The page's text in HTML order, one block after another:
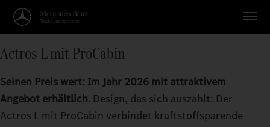
Actros L mit ProCabin
Seinen Preis wert: Im Jahr 2026 mit attraktivem
Angebot erhältlich. Design, das sich auszahlt: Der
Actros L mit ProCabin verbindet kraftstoffsparende